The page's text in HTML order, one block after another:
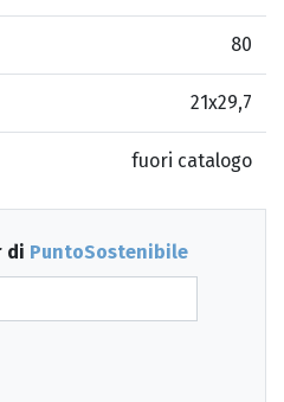
80
21x29,7
fuori catalogo
di PuntoSostenibile